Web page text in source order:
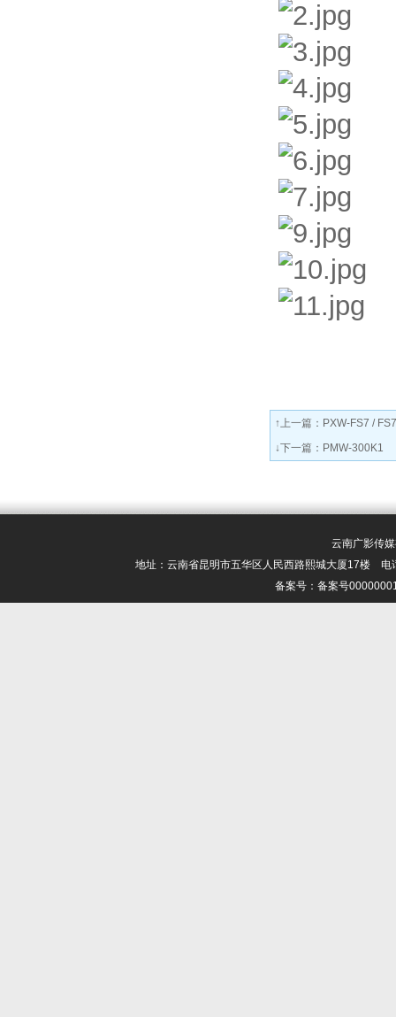
↑上一篇： PXW-FS7 /
↓下一篇： PMW-300K1
云南广影传
地址：云南省昆明市五华区人民西路熙城大厦17楼
备案号：备案号